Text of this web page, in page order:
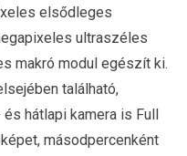
elsődleges
ultraszéles
makró modul egészít ki.
található,
hátlapi kamera is Full
másodpercenként